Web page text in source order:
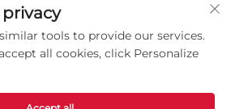
tools to provide our services.
all cookies, click Personalize